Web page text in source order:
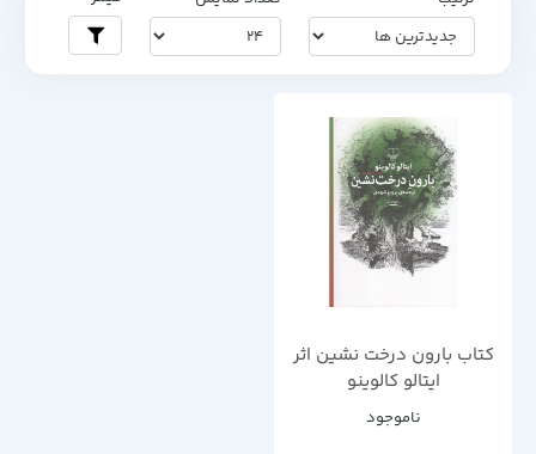
کتاب بارون درخت نشین اثر
ایتالو کالوینو
ناموجود